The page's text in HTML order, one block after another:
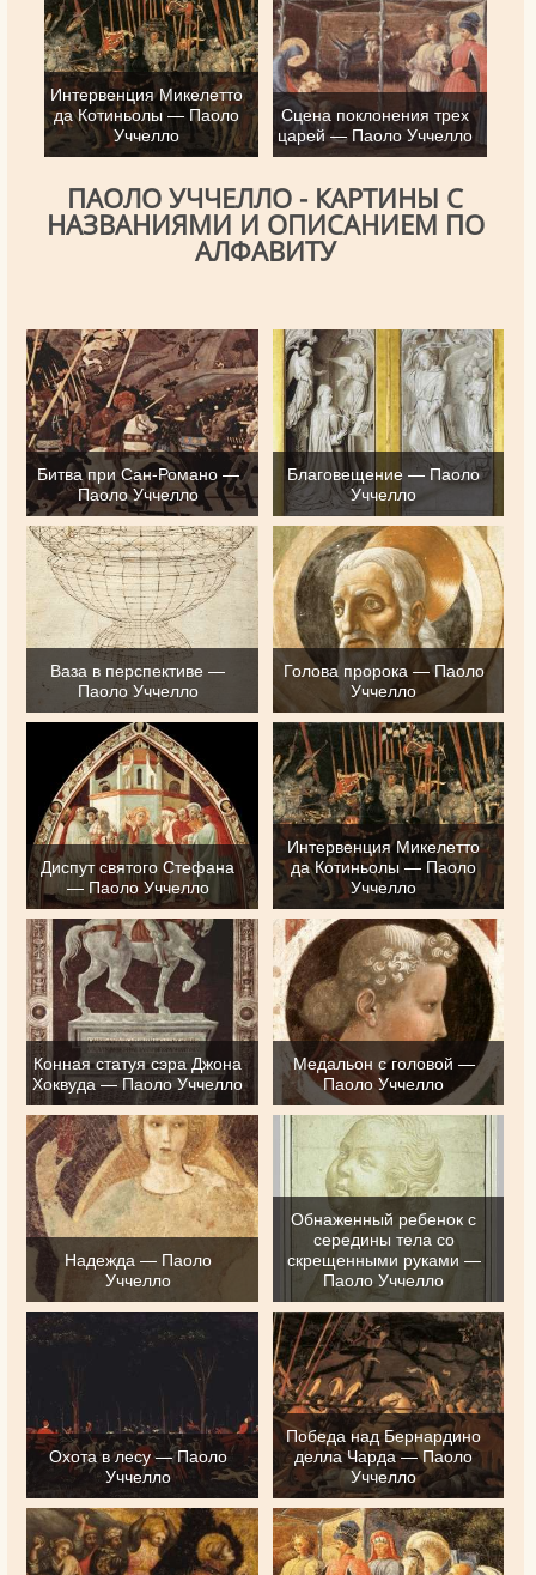
Интервенция Микелетто
да Котиньолы — Паоло
Уччелло
Сцена поклонения трех
царей — Паоло Уччелло
ПАОЛО УЧЧЕЛЛО - КАРТИНЫ С
НАЗВАНИЯМИ И ОПИСАНИЕМ ПО
АЛФАВИТУ
Битва при Сан-Романо —
Паоло Уччелло
Благовещение — Паоло
Уччелло
Ваза в перспективе —
Паоло Уччелло
Голова пророка — Паоло
Уччелло
Диспут святого Стефана
— Паоло Уччелло
Интервенция Микелетто
да Котиньолы — Паоло
Уччелло
Конная статуя сэра Джона
Хоквуда — Паоло Уччелло
Медальон с головой —
Паоло Уччелло
Надежда — Паоло
Уччелло
Обнаженный ребенок с
середины тела со
скрещенными руками —
Паоло Уччелло
Охота в лесу — Паоло
Уччелло
Победа над Бернардино
делла Чарда — Паоло
Уччелло